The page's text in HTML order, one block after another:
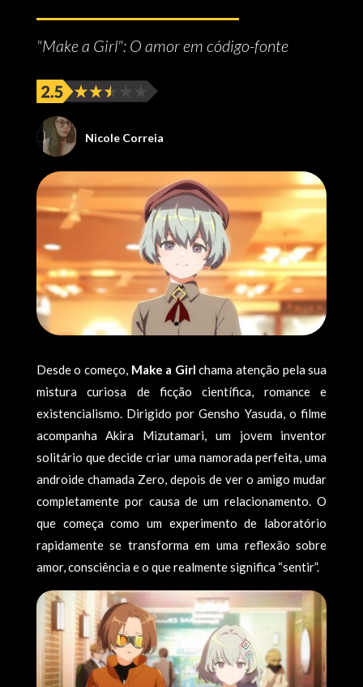
"Make a Girl": O amor em código-fonte
Nicole Correia
Desde o começo, Make a Girl chama atenção pela sua
mistura curiosa de ficção científica, romance e
existencialismo. Dirigido por Gensho Yasuda, o filme
acompanha Akira Mizutamari, um jovem inventor
solitário que decide criar uma namorada perfeita, uma
androide chamada Zero, depois de ver o amigo mudar
completamente por causa de um relacionamento. O
que começa como um experimento de laboratório
rapidamente se transforma em uma reflexão sobre
amor, consciência e o que realmente significa “sentir”.